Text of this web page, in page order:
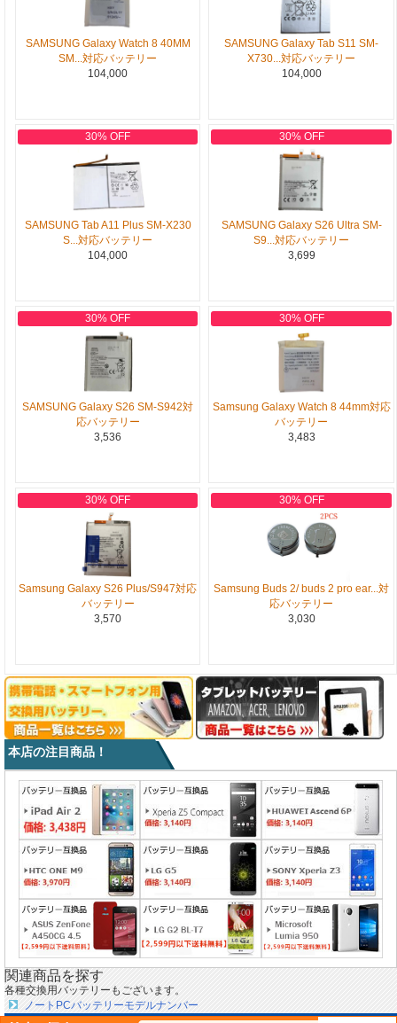
SAMSUNG Galaxy Watch 8 40MM
SM...対応バッテリー
104,000
SAMSUNG Galaxy Tab S11 SM-
X730...対応バッテリー
104,000
30% OFF
SAMSUNG Tab A11 Plus SM-X230
S...対応バッテリー
104,000
30% OFF
SAMSUNG Galaxy S26 Ultra SM-
S9...対応バッテリー
3,699
30% OFF
SAMSUNG Galaxy S26 SM-S942対
応バッテリー
3,536
30% OFF
Samsung Galaxy Watch 8 44mm対応
バッテリー
3,483
30% OFF
Samsung Galaxy S26 Plus/S947対応
バッテリー
3,570
30% OFF
Samsung Buds 2/ buds 2 pro ear...対
応バッテリー
3,030
本店の注目商品！
関連商品を探す
各種交換用バッテリーもございます。
ノートPCバッテリーモデルナンバー